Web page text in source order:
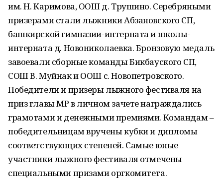
им. Н. Каримова, ООШ д. Трушино. Серебряными
призерами стали лыжники Абзановского СП,
башкирской гимназии-интерната и школы-
интерната д. Новониколаевка. Бронзовую медаль
завоевали сборные команды Бикбауского СП,
СОШ В. Муйнак и ООШ с. Новопетровского.
Победители и призеры лыжного фестиваля на
приз главы МР в личном зачете награждались
грамотами и денежными премиями. Командам –
победительницам вручены кубки и дипломы
соответствующих степеней. Самые юные
участники лыжного фестиваля отмечены
специальными призами оргкомитета.